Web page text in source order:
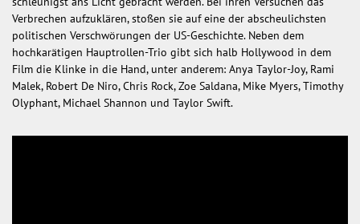
Verbrechen aufzuklären, stoßen sie auf eine der abscheulichsten
politischen Verschwörungen der US-Geschichte. Neben dem
hochkarätigen Hauptrollen-Trio gibt sich halb Hollywood in dem
Film die Klinke in die Hand, unter anderem: Anya Taylor-Joy, Rami
Malek, Robert De Niro, Chris Rock, Zoe Saldana, Mike Myers, Timothy
Olyphant, Michael Shannon und Taylor Swift.